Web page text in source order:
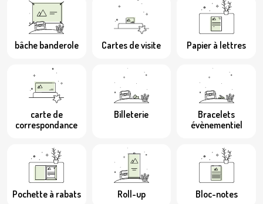
bâche banderole Cartes de visite Papier à lettres
carte de
correspondance
Billeterie
Bracelets
évènementiel
Pochette à rabats Roll-up Bloc-notes